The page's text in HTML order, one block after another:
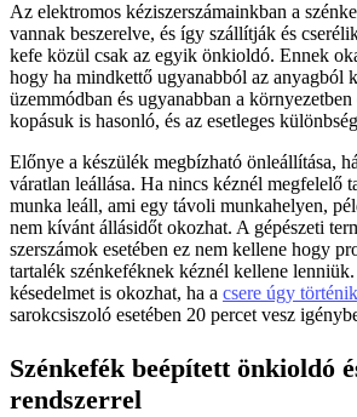
Az elektromos kéziszerszámainkban a
vannak beszerelve, és így szállítják és
kefe közül csak az egyik önkioldó. Ennek
hogy ha mindkettő ugyanabból az anyagból
üzemmódban és ugyanabban a
kopásuk is hasonló, és az esetleges
Előnye a készülék megbízható önleállítása,
váratlan leállása. Ha nincs kéznél megfelelő
munka leáll, ami egy távoli munkahelyen,
nem kívánt állásidőt okozhat. A gépészeti
szerszámok esetében ez nem kellene hogy
tartalék szénkeféknek kéznél kellene lenniük.
késedelmet is okozhat, ha a csere úgy
sarokcsiszoló esetében 20 percet vesz
Szénkefék beépített önkioldó
rendszerrel